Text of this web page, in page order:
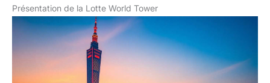
Présentation de la Lotte World Tower